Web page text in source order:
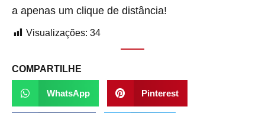
a apenas um clique de distância!
Visualizações: 34
COMPARTILHE
WhatsApp Pinterest